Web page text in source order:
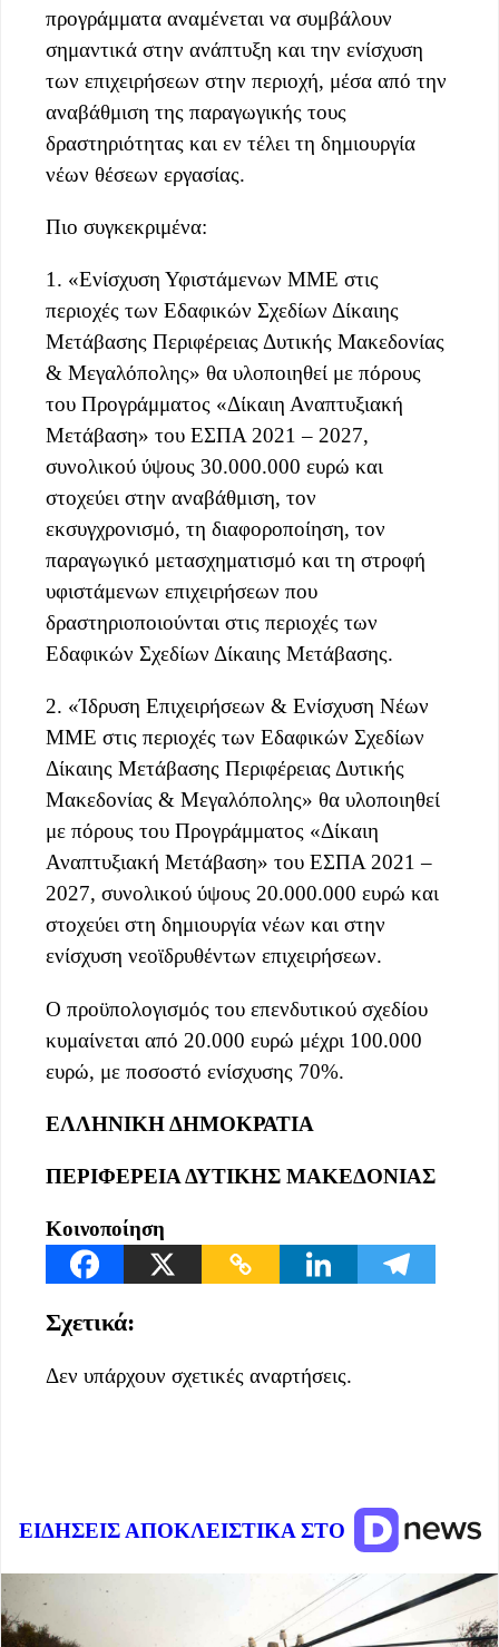
προγράμματα αναμένεται να συμβάλουν
σημαντικά στην ανάπτυξη και την ενίσχυση
των επιχειρήσεων στην περιοχή, μέσα από την
αναβάθμιση της παραγωγικής τους
δραστηριότητας και εν τέλει τη δημιουργία
νέων θέσεων εργασίας.
Πιο συγκεκριμένα:
1. «Ενίσχυση Υφιστάμενων ΜΜΕ στις
περιοχές των Εδαφικών Σχεδίων Δίκαιης
Μετάβασης Περιφέρειας Δυτικής Μακεδονίας
& Μεγαλόπολης» θα υλοποιηθεί με πόρους
του Προγράμματος «Δίκαιη Αναπτυξιακή
Μετάβαση» του ΕΣΠΑ 2021 – 2027,
συνολικού ύψους 30.000.000 ευρώ και
στοχεύει στην αναβάθμιση, τον
εκσυγχρονισμό, τη διαφοροποίηση, τον
παραγωγικό μετασχηματισμό και τη στροφή
υφιστάμενων επιχειρήσεων που
δραστηριοποιούνται στις περιοχές των
Εδαφικών Σχεδίων Δίκαιης Μετάβασης.
2. «Ίδρυση Επιχειρήσεων & Ενίσχυση Νέων
ΜΜΕ στις περιοχές των Εδαφικών Σχεδίων
Δίκαιης Μετάβασης Περιφέρειας Δυτικής
Μακεδονίας & Μεγαλόπολης» θα υλοποιηθεί
με πόρους του Προγράμματος «Δίκαιη
Αναπτυξιακή Μετάβαση» του ΕΣΠΑ 2021 –
2027, συνολικού ύψους 20.000.000 ευρώ και
στοχεύει στη δημιουργία νέων και στην
ενίσχυση νεοϊδρυθέντων επιχειρήσεων.
Ο προϋπολογισμός του επενδυτικού σχεδίου
κυμαίνεται από 20.000 ευρώ μέχρι 100.000
ευρώ, με ποσοστό ενίσχυσης 70%.
ΕΛΛΗΝΙΚΗ ΔΗΜΟΚΡΑΤΙΑ
ΠΕΡΙΦΕΡΕΙΑ ΔΥΤΙΚΗΣ ΜΑΚΕΔΟΝΙΑΣ
Κοινοποίηση
Σχετικά:
Δεν υπάρχουν σχετικές αναρτήσεις.
ΕΙΔΗΣΕΙΣ ΑΠΟΚΛΕΙΣΤΙΚΑ ΣΤΟ